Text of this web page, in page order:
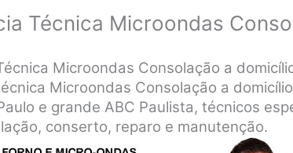
Técnica Microondas
Microondas Consolação a
Microondas Consolação a
e grande ABC Paulista, técnicos
conserto, reparo e manutenção.